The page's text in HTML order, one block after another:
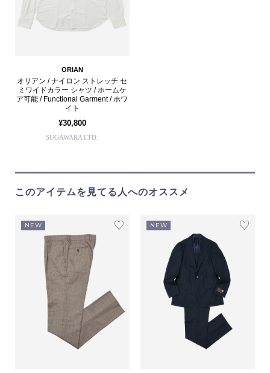
ORIAN
オリアン / ナイロン ストレッチ セ
ミワイドカラー シャツ / ホームケ
ア可能 / Functional Garment / ホワ
イト
¥30,800
SUGAWARA LTD.
このアイテムを見てる人へのオススメ
NEW NEW